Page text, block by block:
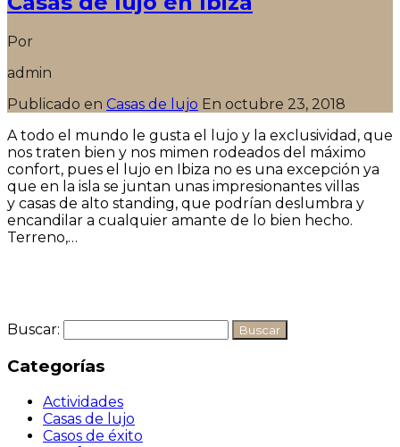
Por
admin
Publicado en Casas de lujo En octubre 23, 2018
A todo el mundo le gusta el lujo y la exclusividad, que
nos traten bien y nos mimen rodeados del máximo
confort, pues el lujo en Ibiza no es una excepción ya
que en la isla se juntan unas impresionantes villas
y casas de alto standing, que podrían deslumbra y
encandilar a cualquier amante de lo bien hecho.
Terreno,…
Buscar:
Categorías
Actividades
Casas de lujo
Casos de éxito